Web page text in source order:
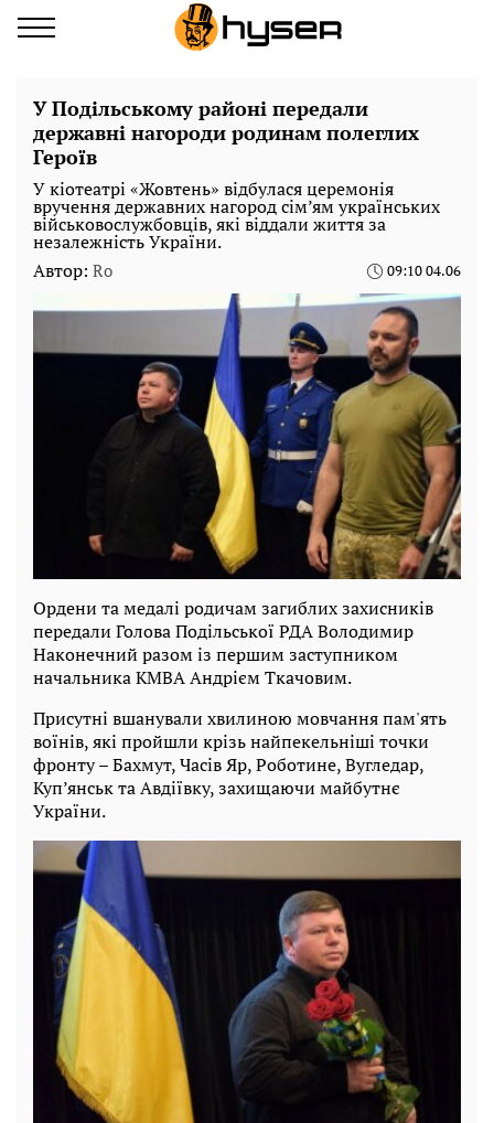
У Подільському районі передали
державні нагороди родинам полеглих
Героїв
У кіотеатрі «Жовтень» відбулася церемонія
вручення державних нагород сім’ям українських
військовослужбовців, які віддали життя за
незалежність України.
Автор: Ro 09:10 04.06
Ордени та медалі родичам загиблих захисників
передали Голова Подільської РДА Володимир
Наконечний разом із першим заступником
начальника КМВА Андрієм Ткачовим.
Присутні вшанували хвилиною мовчання пам'ять
воїнів, які пройшли крізь найпекельніші точки
фронту – Бахмут, Часів Яр, Роботине, Вугледар,
Куп’янськ та Авдіївку, захищаючи майбутнє
України.